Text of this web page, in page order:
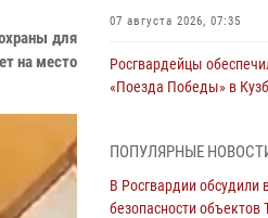
для
на место
07 августа 2026, 07:35
Росгвардейцы
«Поезда Победы» в
Генерал-полковник
специалистов
подразделений
ПОПУЛЯРНЫЕ
В Росгвардии
безопасности объектов